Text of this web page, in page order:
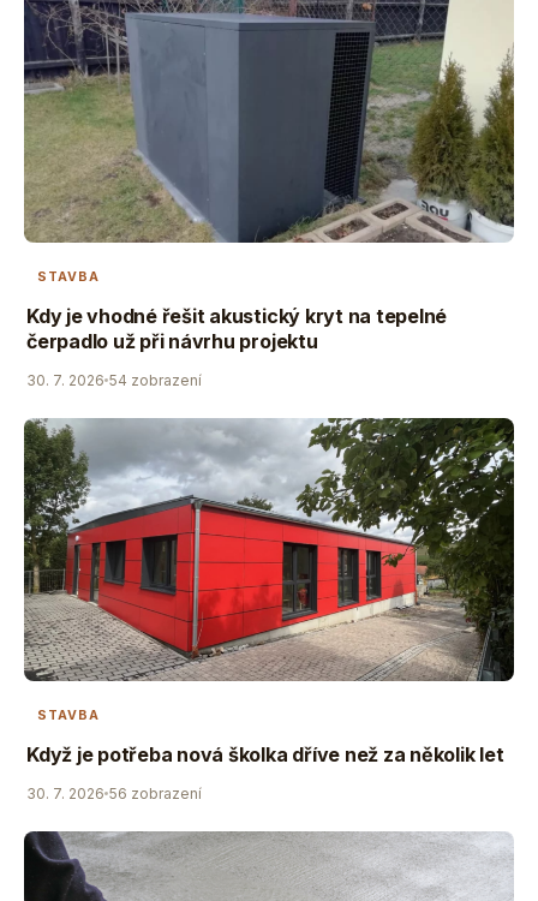
STAVBA
Kdy je vhodné řešit akustický kryt na tepelné
čerpadlo už při návrhu projektu
30. 7. 2026 54 zobrazení
STAVBA
Když je potřeba nová školka dříve než za několik let
30. 7. 2026 56 zobrazení